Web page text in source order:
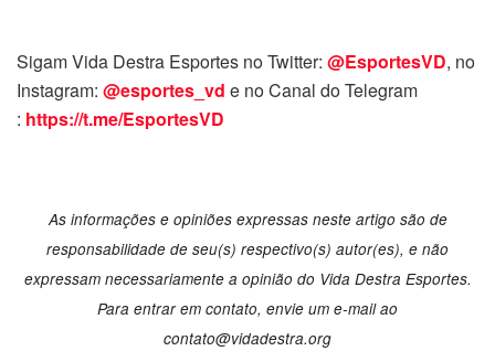
Sigam Vida Destra Esportes no Twitter: @EsportesVD, no
Instagram: @esportes_vd e no Canal do Telegram
: https://t.me/EsportesVD
As informações e opiniões expressas neste artigo são de
responsabilidade de seu(s) respectivo(s) autor(es), e não
expressam necessariamente a opinião do Vida Destra Esportes.
Para entrar em contato, envie um e-mail ao
contato@vidadestra.org